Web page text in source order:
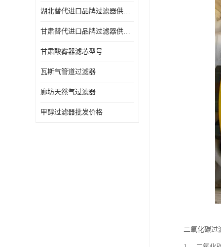
湖北替代进口品牌过滤器供应商
甘肃替代进口品牌过滤器供应商
甘肃酸雾器滤芯型号
瓦斯气管道过滤器
廊坊天然气过滤器
甲醇过滤器批发价格
二氧化碳过